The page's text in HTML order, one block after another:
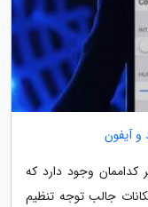
آیفون
وجود دارد که
جالب توجه تنظیم